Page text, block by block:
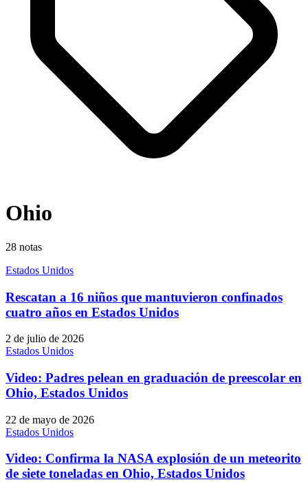
Ohio
28 notas
Estados Unidos
Rescatan a 16 niños que mantuvieron confinados
cuatro años en Estados Unidos
2 de julio de 2026
Estados Unidos
Video: Padres pelean en graduación de preescolar en
Ohio, Estados Unidos
22 de mayo de 2026
Estados Unidos
Video: Confirma la NASA explosión de un meteorito
de siete toneladas en Ohio, Estados Unidos